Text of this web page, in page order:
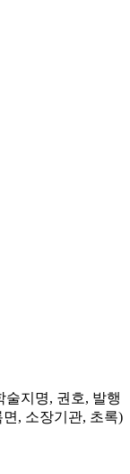
술지명, 권호, 발행
, 소장기관, 초록)